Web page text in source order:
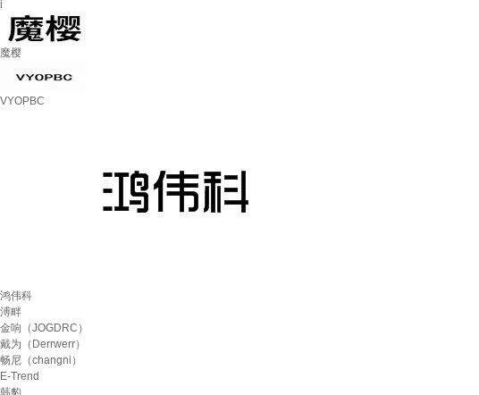
i
魔樱
VYOPBC
鸿伟科
溥畔
金响（JOGDRC）
戴为（Derrwerr）
畅尼（changni）
E-Trend
韩豹